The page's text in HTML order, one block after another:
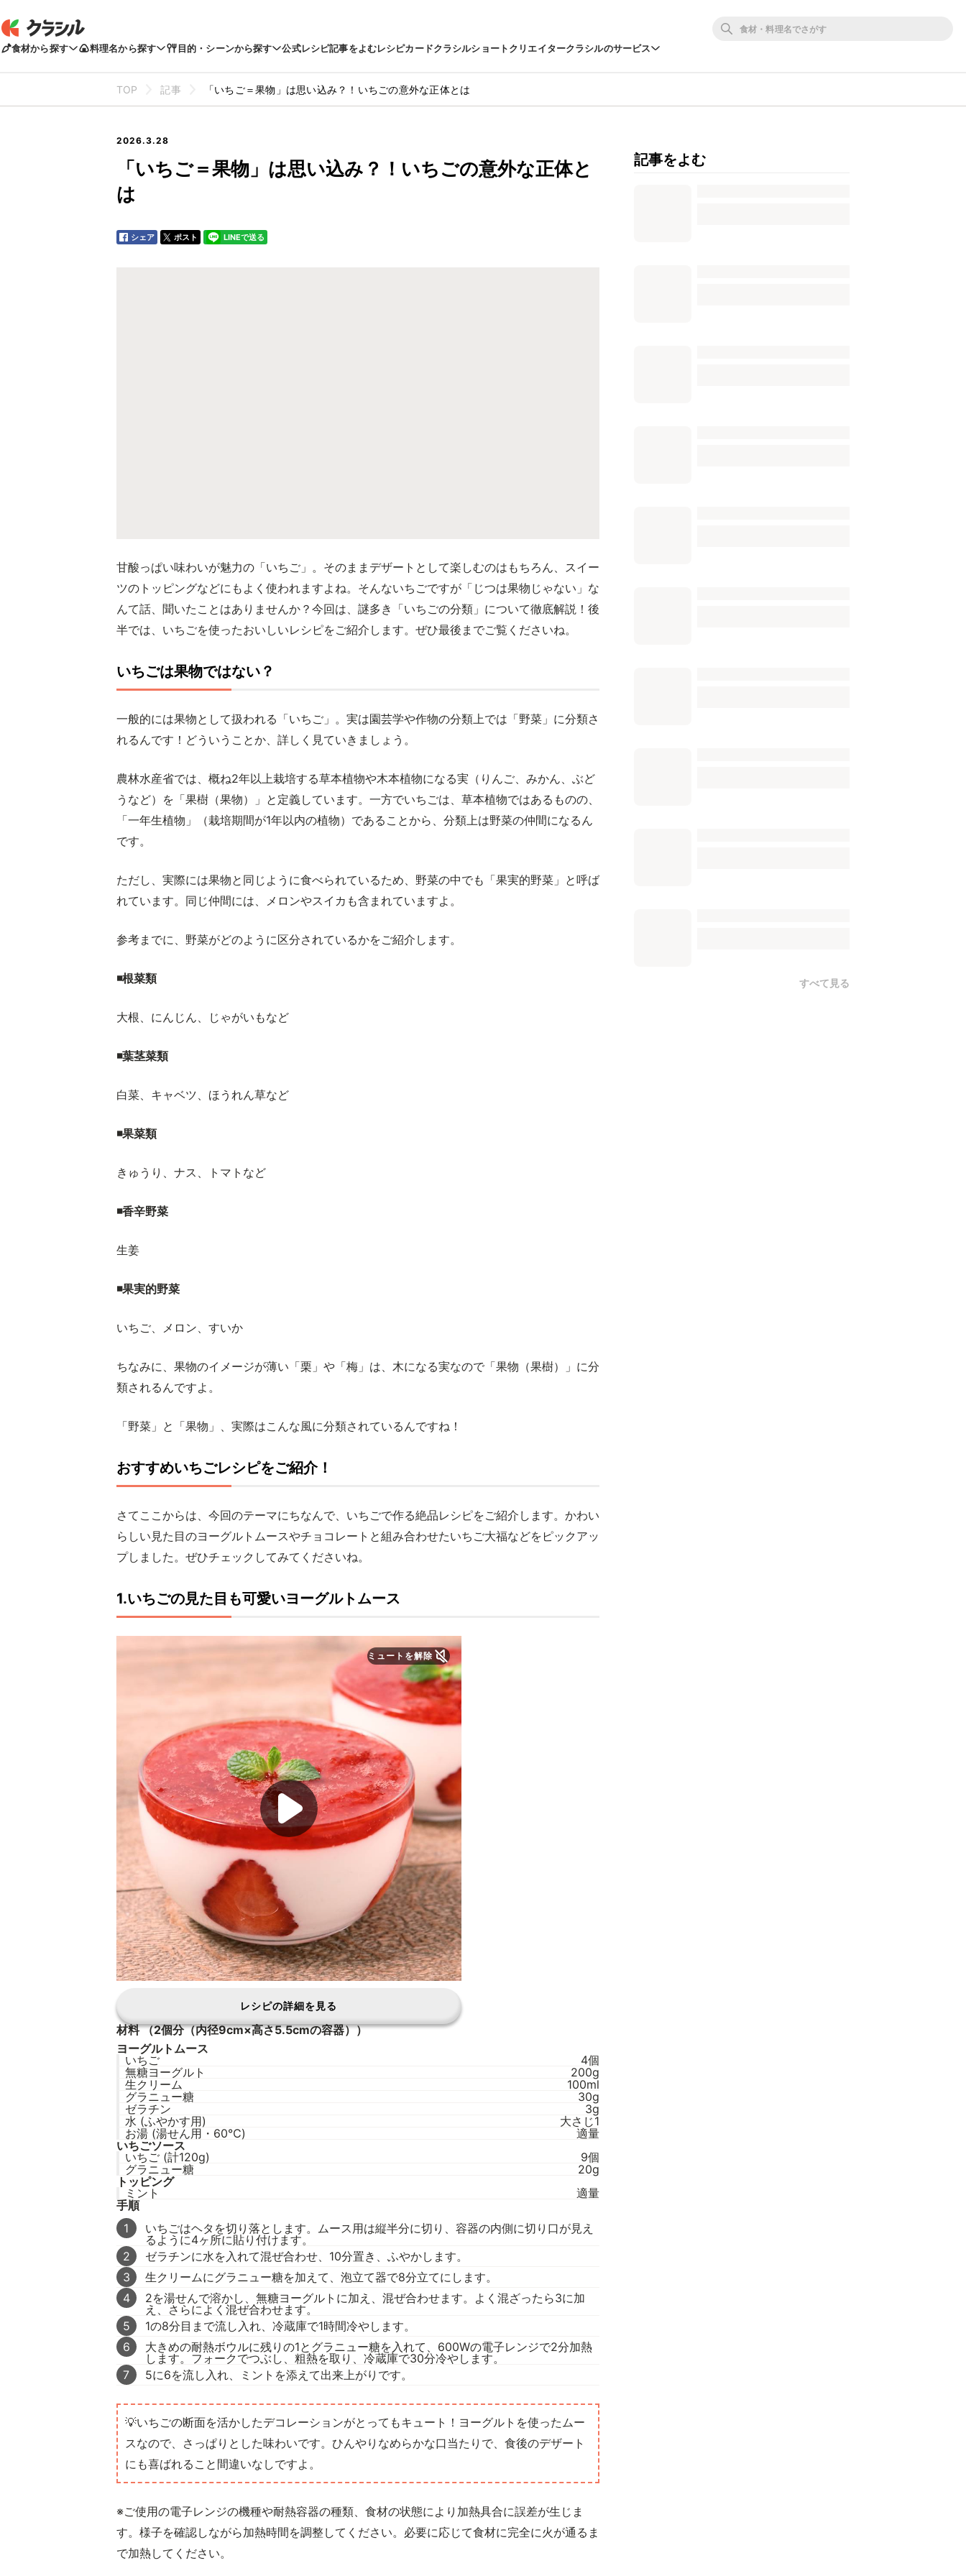
食材から探す 料理名から探す 目的・シーンから探す 公式レシピ記事をよむレシピカードクラシルショートクリエイタークラシルのサービス
TOP 記事 「いちご＝果物」は思い込み？！いちごの意外な正体とは
2026.3.28
「いちご＝果物」は思い込み？！いちごの意外な正体と
は
シェア ポスト LINEで送る
甘酸っぱい味わいが魅力の「いちご」。そのままデザートとして楽しむのはもちろん、スイー
ツのトッピングなどにもよく使われますよね。そんないちごですが「じつは果物じゃない」な
んて話、聞いたことはありませんか？今回は、謎多き「いちごの分類」について徹底解説！後
半では、いちごを使ったおいしいレシピをご紹介します。ぜひ最後までご覧くださいね。
いちごは果物ではない？
一般的には果物として扱われる「いちご」。実は園芸学や作物の分類上では「野菜」に分類さ
れるんです！どういうことか、詳しく見ていきましょう。
農林水産省では、概ね2年以上栽培する草本植物や木本植物になる実（りんご、みかん、ぶど
うなど）を「果樹（果物）」と定義しています。一方でいちごは、草本植物ではあるものの、
「一年生植物」（栽培期間が1年以内の植物）であることから、分類上は野菜の仲間になるん
です。
ただし、実際には果物と同じように食べられているため、野菜の中でも「果実的野菜」と呼ば
れています。同じ仲間には、メロンやスイカも含まれていますよ。
参考までに、野菜がどのように区分されているかをご紹介します。
◾️根菜類
大根、にんじん、じゃがいもなど
◾️葉茎菜類
白菜、キャベツ、ほうれん草など
◾️果菜類
きゅうり、ナス、トマトなど
◾️香辛野菜
生姜
◾️果実的野菜
いちご、メロン、すいか
ちなみに、果物のイメージが薄い「栗」や「梅」は、木になる実なので「果物（果樹）」に分
類されるんですよ。
「野菜」と「果物」、実際はこんな風に分類されているんですね！
おすすめいちごレシピをご紹介！
さてここからは、今回のテーマにちなんで、いちごで作る絶品レシピをご紹介します。かわい
らしい見た目のヨーグルトムースやチョコレートと組み合わせたいちご大福などをピックアッ
プしました。ぜひチェックしてみてくださいね。
1.いちごの見た目も可愛いヨーグルトムース
ミュートを解除
レシピの詳細を見る
材料（2個分（内径9cm×高さ5.5cmの容器））
ヨーグルトムース
いちご
4個
無糖ヨーグルト
200g
生クリーム
100ml
グラニュー糖
30g
ゼラチン
3g
水 (ふやかす用)
大さじ1
お湯 (湯せん用・60℃)
適量
いちごソース
いちご (計120g)
9個
グラニュー糖
20g
トッピング
ミント
適量
手順
1
いちごはヘタを切り落とします。ムース用は縦半分に切り、容器の内側に切り口が見え
るように4ヶ所に貼り付けます。
2
ゼラチンに水を入れて混ぜ合わせ、10分置き、ふやかします。
3
生クリームにグラニュー糖を加えて、泡立て器で8分立てにします。
4
2を湯せんで溶かし、無糖ヨーグルトに加え、混ぜ合わせます。よく混ざったら3に加
え、さらによく混ぜ合わせます。
5
1の8分目まで流し入れ、冷蔵庫で1時間冷やします。
6
大きめの耐熱ボウルに残りの1とグラニュー糖を入れて、600Wの電子レンジで2分加熱
します。フォークでつぶし、粗熱を取り、冷蔵庫で30分冷やします。
7
5に6を流し入れ、ミントを添えて出来上がりです。
💡いちごの断面を活かしたデコレーションがとってもキュート！ヨーグルトを使ったムー
スなので、さっぱりとした味わいです。ひんやりなめらかな口当たりで、食後のデザート
にも喜ばれること間違いなしですよ。
※ご使用の電子レンジの機種や耐熱容器の種類、食材の状態により加熱具合に誤差が生じま
す。様子を確認しながら加熱時間を調整してください。必要に応じて食材に完全に火が通るま
で加熱してください。
記事をよむ
すべて見る